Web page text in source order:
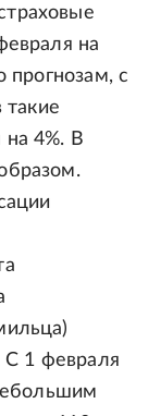
на
прогнозам, с
такие
4%. В
С 1 февраля